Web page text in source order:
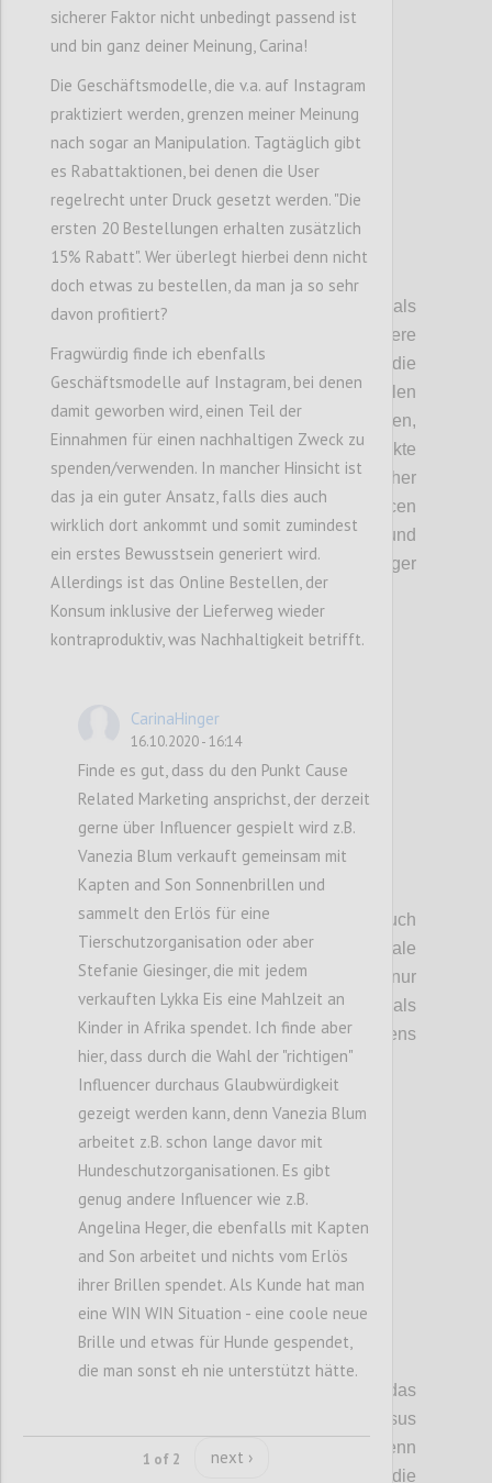
P4
Auch die Souveränität des Staates als
Mitglied von Staatsbünden, diversere
Handelsunionen und Abkommen,
schränkt die
Handlungsfähigkeit ein. Zusätzlich spielen
hier auch noch internationale Entwicklung en,
wie das Erstarken von Regimen, Konflikte
zwischen Großmächten und Ökonomischer
Imperialismus (Staaten kaufen Ressourcen
und Firmen ),einen großen Einfluss und
machen dieZukunft noch
weniger
vorhersehbar.
Wir haben indiesem Zusammenhang auch
darauf hingewiesen, dass internationale
Handelsabkommen
nicht nur
Wohlstandsbringer sind, sondern auch als
Stabilitätsfaktoren desglobale nFriedens
dienen .
Diese Diskussion hat auch das
Spannungsfeld freie Marktwirtschaft versus
Der Staat hat, wenn
die
sicherer Faktor nicht unbedingt passend ist
und bin ganz deiner Meinung, Carina!
Die Geschäftsmodelle, die v.a. auf Instagram
praktiziert werden, grenzen meiner Meinung
nach sogar an Manipulation. Tagtäglich gibt
es Rabattaktionen, bei denen die User
regelrecht unter Druck gesetzt werden. "Die
ersten 20 Bestellungen erhalten zusätzlich
15% Rabatt". Wer überlegt hierbei denn nicht
doch etwas zu bestellen, da man ja so sehr
davon profitiert?
Fragwürdig finde ich ebenfalls
Geschäftsmodelle auf Instagram, bei denen
damit geworben wird, einen Teil der
Einnahmen für einen nachhaltigen Zweck zu
spenden/verwenden. In mancher Hinsicht ist
das ja ein guter Ansatz, falls dies auch
wirklich dort ankommt und somit zumindest
ein erstes Bewusstsein generiert wird.
Allerdings ist das Online Bestellen, der
Konsum inklusive der Lieferweg wieder
kontraproduktiv, was Nachhaltigkeit betrifft.
CarinaHinger
16.10.2020 - 16:14
Finde es gut, dass du den Punkt Cause
Related Marketing ansprichst, der derzeit
gerne über Influencer gespielt wird z.B.
Vanezia Blum verkauft gemeinsam mit
Kapten and Son Sonnenbrillen und
sammelt den Erlös für eine
Tierschutzorganisation oder aber
Stefanie Giesinger, die mit jedem
verkauften Lykka Eis eine Mahlzeit an
Kinder in Afrika spendet. Ich finde aber
hier, dass durch die Wahl der "richtigen"
Influencer durchaus Glaubwürdigkeit
gezeigt werden kann, denn Vanezia Blum
arbeitet z.B. schon lange davor mit
Hundeschutzorganisationen. Es gibt
genug andere Influencer wie z.B.
Angelina Heger, die ebenfalls mit Kapten
and Son arbeitet und nichts vom Erlös
ihrer Brillen spendet. Als Kunde hat man
eine WIN WIN Situation - eine coole neue
Brille und etwas für Hunde gespendet,
die man sonst eh nie unterstützt hätte.
1 of 2 next ›